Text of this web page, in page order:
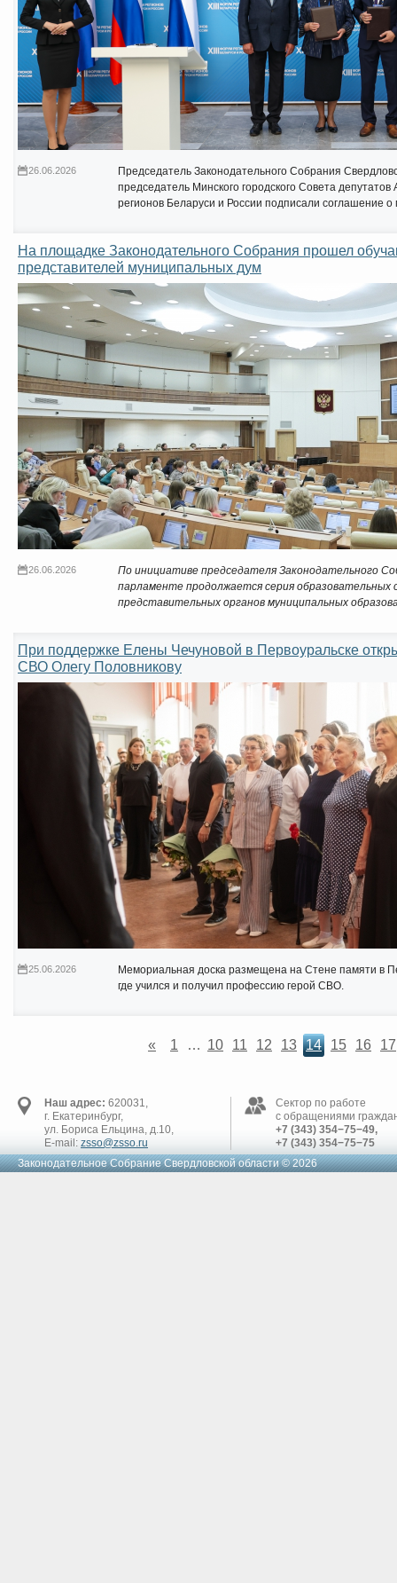
26.06.2026
Председатель Законодательного Собрания
председатель Минского городского Совета
регионов Беларуси и России подписали соглашение
На площадке Законодательного Собрания прошел
представителей муниципальных дум
26.06.2026
По инициативе председателя Законодательного
парламенте продолжается серия образовательных
представительных органов муниципальных
При поддержке Елены Чечуновой в Первоуральске
СВО Олегу Половникову
25.06.2026
Мемориальная доска размещена на Стене памяти в
где учился и получил профессию герой СВО.
« 1 … 10 11 12 13 14 15 16 17
Наш адрес: 620031,
г. Екатеринбург,
ул. Бориса Ельцина, д.10,
E-mail: zsso@zsso.ru
Сектор по работе
с обращениями
+7 (343) 354−75−49,
+7 (343) 354−75−75
Законодательное Cобрание Свердловской области © 2026